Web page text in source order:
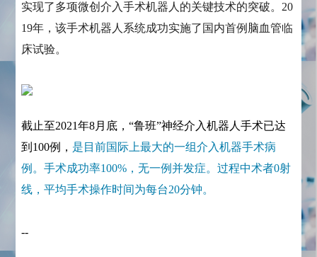
实现了多项微创介入手术机器人的关键技术的突破。20
19年，该手术机器人系统成功实施了国内首例脑血管临
床试验。
截止至2021年8月底，“鲁班”神经介入机器人手术已达
到100例， 是目前国际上最大的一组介入机器手术病
例。手术成功率100%，无一例并发症。过程中术者0射
线，平均手术操作时间为每台20分钟。
--